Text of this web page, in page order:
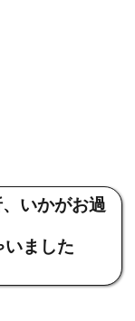
いかがお過
いました